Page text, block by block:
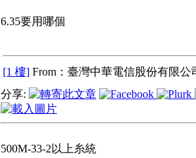
6.35要用哪個
[1 樓] From：臺灣中華電信股份有限公
分享:
500M-33-2以上糸統